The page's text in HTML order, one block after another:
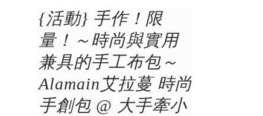
{活動} 手作！限
量！～時尚與實用
兼具的手工布包～
Alamain艾拉蔓 時尚
手創包 @ 大手牽小